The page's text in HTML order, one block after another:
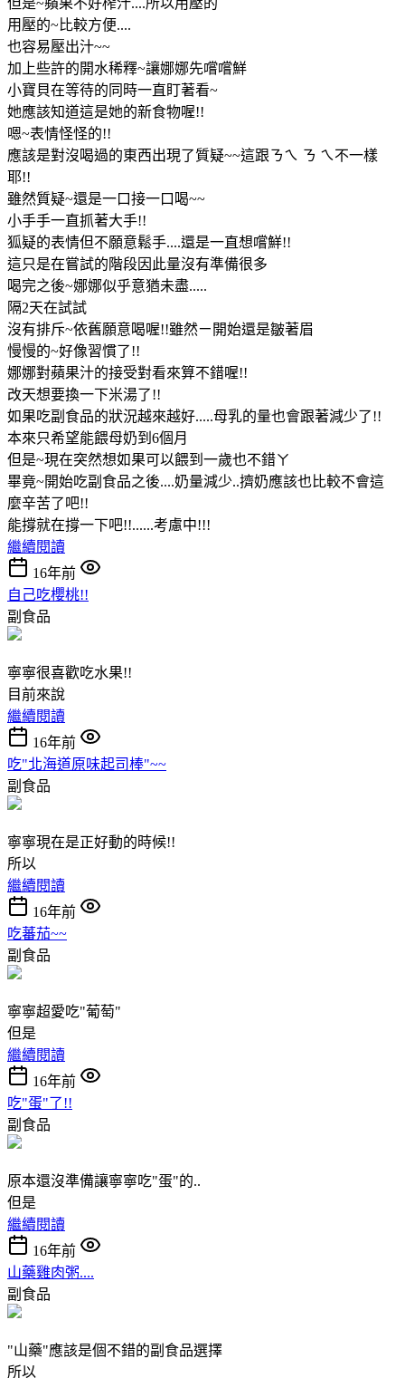
用壓的~比較方便....
也容易壓出汁~~
加上些許的開水稀釋~讓娜娜先嚐嚐鮮
小寶貝在等待的同時一直盯著看~
她應該知道這是她的新食物喔!!
嗯~表情怪怪的!!
應該是對沒喝過的東西出現了質疑~~這跟ㄋㄟ ㄋ ㄟ不一樣
耶!!
雖然質疑~還是一口接一口喝~~
小手手一直抓著大手!!
狐疑的表情但不願意鬆手....還是一直想嚐鮮!!
這只是在嘗試的階段因此量沒有準備很多
喝完之後~娜娜似乎意猶未盡.....
隔2天在試試
沒有排斥~依舊願意喝喔!!雖然ㄧ開始還是皺著眉
慢慢的~好像習慣了!!
娜娜對蘋果汁的接受對看來算不錯喔!!
改天想要換一下米湯了!!
如果吃副食品的狀況越來越好.....母乳的量也會跟著減少了!!
本來只希望能餵母奶到6個月
但是~現在突然想如果可以餵到一歲也不錯ㄚ
畢竟~開始吃副食品之後....奶量減少..擠奶應該也比較不會這
麼辛苦了吧!!
能撐就在撐一下吧!!......考慮中!!!
繼續閱讀
16年前
自己吃櫻桃!!
副食品
寧寧很喜歡吃水果!!
目前來說
繼續閱讀
16年前
吃"北海道原味起司棒"~~
副食品
寧寧現在是正好動的時候!!
所以
繼續閱讀
16年前
吃蕃茄~~
副食品
寧寧超愛吃"葡萄"
但是
繼續閱讀
16年前
吃"蛋"了!!
副食品
原本還沒準備讓寧寧吃"蛋"的..
但是
繼續閱讀
16年前
山藥雞肉粥....
副食品
"山藥"應該是個不錯的副食品選擇
所以